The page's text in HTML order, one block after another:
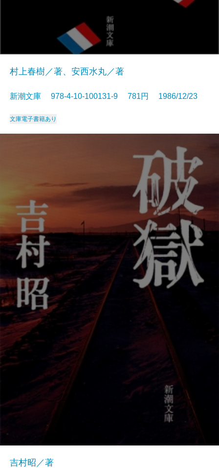
村上春樹／著、安西水丸／著
新潮文庫 978-4-10-100131-9 781円 1986/12/23
文庫電子書籍あり
吉村昭／著